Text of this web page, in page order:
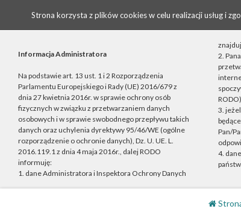
Strona korzysta z plików cookies w celu realizacji usług i
Informacja Administratora
Na podstawie art. 13 ust. 1 i 2 Rozporządzenia
Parlamentu Europejskiego i Rady (UE) 2016/679 z
dnia 27 kwietnia 2016r. w sprawie ochrony osób
fizycznych w związku z przetwarzaniem danych
osobowych i w sprawie swobodnego przepływu takich
danych oraz uchylenia dyrektywy 95/46/WE (ogólne
rozporządzenie o ochronie danych), Dz. U. UE. L.
2016.119.1 z dnia 4 maja 2016r., dalej RODO
informuję:
1. dane Administratora i Inspektora Ochrony Danych
2.
3.
Pan/
4.